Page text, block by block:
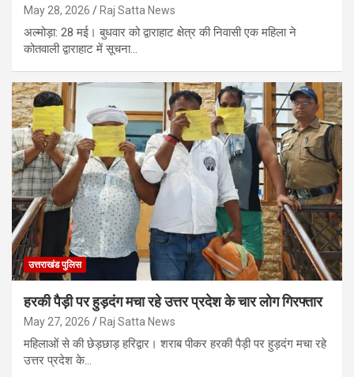
May 28, 2026 Raj Satta News
अल्मोड़ा: 28 मई। बुधवार को द्वाराहाट क्षेत्र की निवासी एक महिला ने
कोतवाली द्वाराहाट में सूचना…
उत्तराखंड पुलिस
हरकी पैड़ी पर हुड़दंग मचा रहे उत्तर प्रदेश के चार लोग गिरफ्तार
May 27, 2026 Raj Satta News
महिलाओं से की छेड़छाड़ हरिद्वार। शराब पीकर हरकी पैड़ी पर हुड़दंग मचा रहे
उत्तर प्रदेश के…